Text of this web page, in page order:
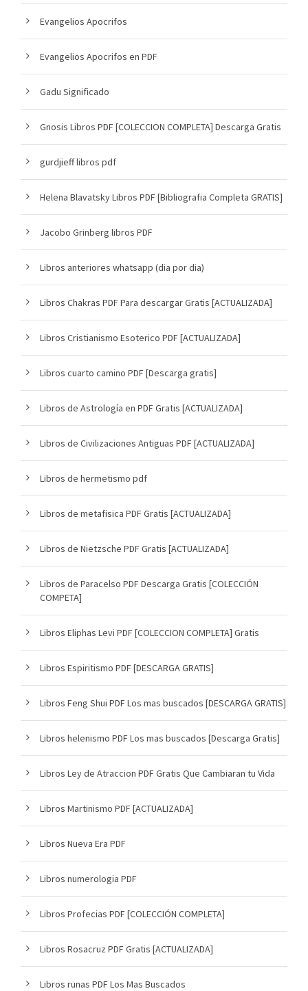
Evangelios Apocrifos
Evangelios Apocrifos en PDF
Gadu Significado
Gnosis Libros PDF [COLECCION COMPLETA] Descarga Gratis
gurdjieff libros pdf
Helena Blavatsky Libros PDF [Bibliografia Completa GRATIS]
Jacobo Grinberg libros PDF
Libros anteriores whatsapp (dia por dia)
Libros Chakras PDF Para descargar Gratis [ACTUALIZADA]
Libros Cristianismo Esoterico PDF [ACTUALIZADA]
Libros cuarto camino PDF [Descarga gratis]
Libros de Astrología en PDF Gratis [ACTUALIZADA]
Libros de Civilizaciones Antiguas PDF [ACTUALIZADA]
Libros de hermetismo pdf
Libros de metafisica PDF Gratis [ACTUALIZADA]
Libros de Nietzsche PDF Gratis [ACTUALIZADA]
Libros de Paracelso PDF Descarga Gratis [COLECCIÓN
COMPETA]
Libros Eliphas Levi PDF [COLECCION COMPLETA] Gratis
Libros Espiritismo PDF [DESCARGA GRATIS]
Libros Feng Shui PDF Los mas buscados [DESCARGA GRATIS]
Libros helenismo PDF Los mas buscados [Descarga Gratis]
Libros Ley de Atraccion PDF Gratis Que Cambiaran tu Vida
Libros Martinismo PDF [ACTUALIZADA]
Libros Nueva Era PDF
Libros numerologia PDF
Libros Profecias PDF [COLECCIÓN COMPLETA]
Libros Rosacruz PDF Gratis [ACTUALIZADA]
Libros runas PDF Los Mas Buscados